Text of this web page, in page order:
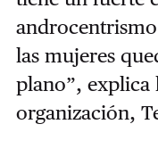
las mujeres
plano”, explica
organización,